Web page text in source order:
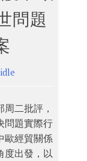
問題
idle
二批評，
問題實際行
歐經貿關係
度出發，以